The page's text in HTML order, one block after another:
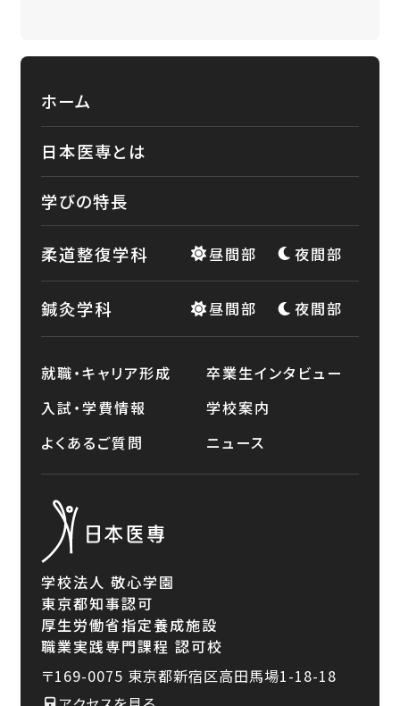
学校法人 敬心学園
東京都知事認可
厚生労働省指定養成施設
職業実践専門課程 認可校
〒169-0075 東京都新宿区高田馬場1-18-18
ホーム
日本医専とは
学びの特長
柔道整復学科 昼間部 夜間部
鍼灸学科 昼間部 夜間部
就職・キャリア形成
卒業生インタビュー
入試・学費情報
学校案内
よくあるご質問
ニュース